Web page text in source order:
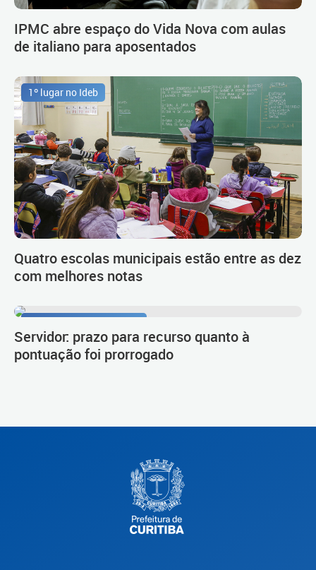
IPMC abre espaço do Vida Nova com aulas
de italiano para aposentados
1º lugar no Ideb
Quatro escolas municipais estão entre as dez
com melhores notas
Servidor: prazo para recurso quanto à
pontuação foi prorrogado